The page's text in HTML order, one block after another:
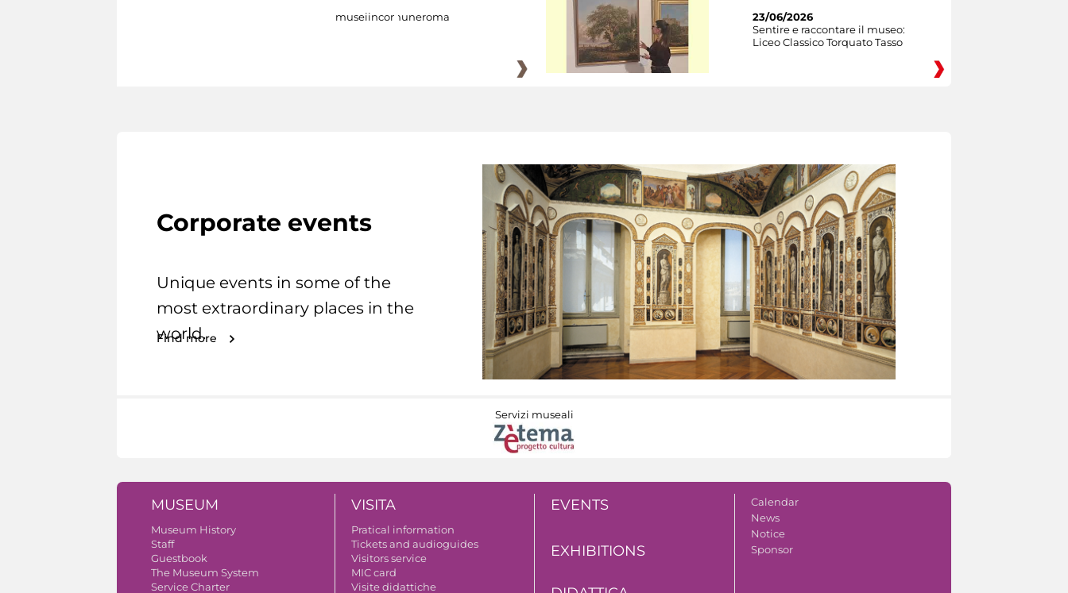
museiincomuneroma
23/06/2026
Sentire e raccontare il museo:
Liceo Classico Torquato Tasso
Corporate events
Unique events in some of the
most extraordinary places in the
world.
Find more
Servizi museali
MUSEUM
Museum History
Staff
Guestbook
The Museum System
Service Charter
VISITA
Pratical information
Tickets and audioguides
Visitors service
MIC card
Visite didattiche
EVENTS
EXHIBITIONS
Calendar
News
Notice
Sponsor